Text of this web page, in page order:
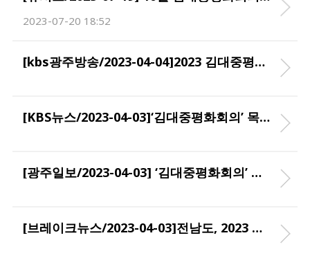
2023-07-20 18:52
[kbs광주방송/2023-04-04]2023 김대중평화회의 성공 개최 준비 돌입
[KBS뉴스/2023-04-03]‘김대중평화회의’ 목포·신안서 10월 개최
[광주일보/2023-04-03] ‘김대중평화회의’ DJ 철학·정신 유산 세계화
[브레이크뉴스/2023-04-03]전남도, 2023 김대중평화회의 성공 개최 본격 돌입…10월 4~ 6일까지 개최